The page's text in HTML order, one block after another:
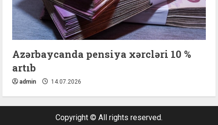
Azərbaycanda pensiya xərcləri 10 %
artıb
admin 14.07.2026
Copyright © All rights reserved.